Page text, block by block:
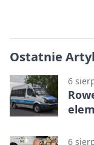
Ostatnie
6
6